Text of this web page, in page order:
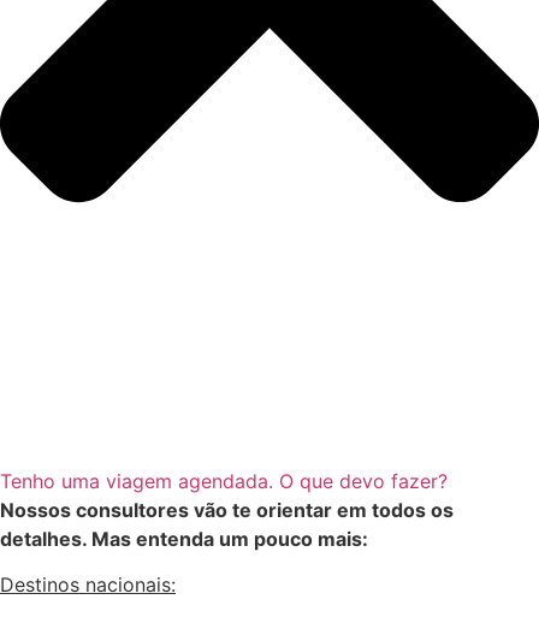
Tenho uma viagem agendada. O que devo fazer?
Nossos consultores vão te orientar em todos os
detalhes. Mas entenda um pouco mais:
Destinos nacionais: